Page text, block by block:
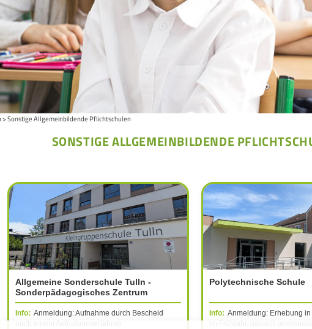
Sonstige Allgemeinbildende Pflichtschulen
SONSTIGE ALLGEMEINBILDENDE
Allgemeine Sonderschule Tulln -
Sonderpädagogisches Zentrum
Info: Anmeldung: Aufnahme durch Bescheid
Polytechnische Schule
Info: Anmeldung: Erhebung